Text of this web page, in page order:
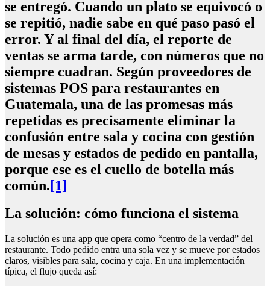
se entregó. Cuando un plato se equivocó o
se repitió, nadie sabe en qué paso pasó el
error. Y al final del día, el reporte de
ventas se arma tarde, con números que no
siempre cuadran. Según proveedores de
sistemas POS para restaurantes en
Guatemala, una de las promesas más
repetidas es precisamente eliminar la
confusión entre sala y cocina con gestión
de mesas y estados de pedido en pantalla,
porque ese es el cuello de botella más
común.[1]
La solución: cómo funciona el sistema
La solución es una app que opera como “centro de la verdad” del
restaurante. Todo pedido entra una sola vez y se mueve por estados
claros, visibles para sala, cocina y caja. En una implementación
típica, el flujo queda así: